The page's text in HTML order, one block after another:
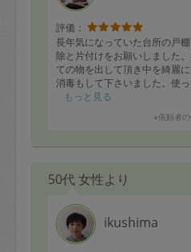
評価：
長年気になっていた台所の戸
除と片付けをお願いしました
ての物を出して頂き中を綺麗
消毒もして下さいました。使
だしまっておいた鍋等、捨て
もっと見る
※依頼者
50代 女性より
ikushima